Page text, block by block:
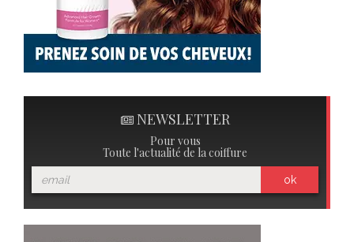
NEWSLETTER
Pour vous
Toute l'actualité de la coiffure
ok